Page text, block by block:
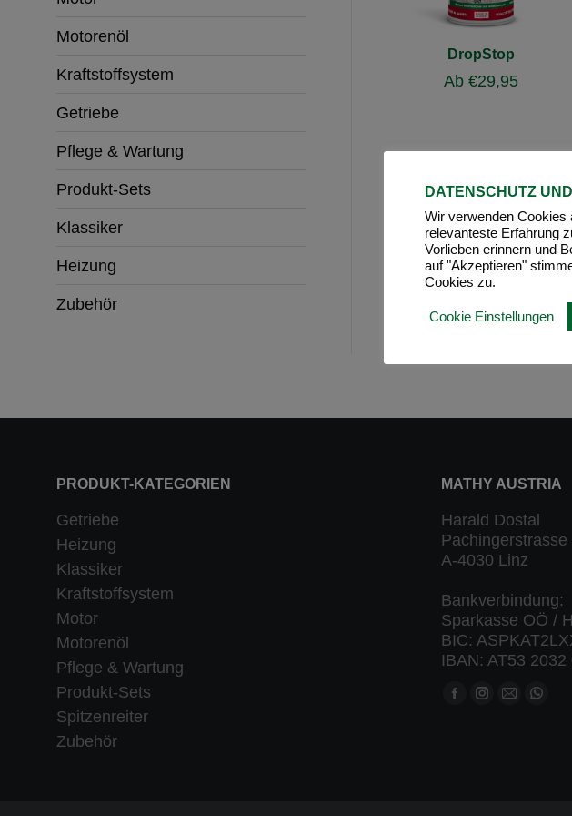
DropStop
Ab €29,95
Motorenöl
Kraftstoffsystem
Getriebe
Pflege & Wartung
Produkt-Sets
Klassiker
Heizung
Zubehör
PRODUKT-KATEGORIEN
Getriebe
Heizung
Klassiker
Kraftstoffsystem
Motor
Motorenöl
Pflege & Wartung
Produkt-Sets
Spitzenreiter
Zubehör
MATHY AUSTRIA
Harald Dostal
Pachingerstrasse
A-4030 Linz
Bankverbindung:
Sparkasse OÖ /
BIC:
IBAN: AT53
Finden Sie uns
Facebook
Instagram
Mail
DATENSCHUTZ
Wir verwenden Cookies
relevanteste Erfahrung
Vorlieben erinnern und
auf "Akzeptieren"
Cookies zu.
Cookie Einstellungen